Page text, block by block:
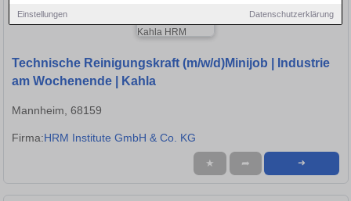
Einstellungen Datenschutzerklärung
Technische Reinigungskraft (m/w/d)Minijob | Industrie
am Wochenende | Kahla
Mannheim, 68159
Firma:HRM Institute GmbH & Co. KG
★ ➦ ➜